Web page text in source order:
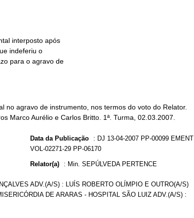
no agravo de instrumento, nos termos do voto do Relator.
Marco Aurélio e Carlos Britto. 1ª. Turma, 02.03.2007.
Data da Publicação : DJ 13-04-2007 PP-00099 EMENT
VOL-02271-29 PP-06170
Relator(a) : Min. SEPÚLVEDA PERTENCE
ADV.(A/S) : LUÍS ROBERTO OLÍMPIO E OUTRO(A/S)
DE ARARAS - HOSPITAL SÃO LUIZ ADV.(A/S) :